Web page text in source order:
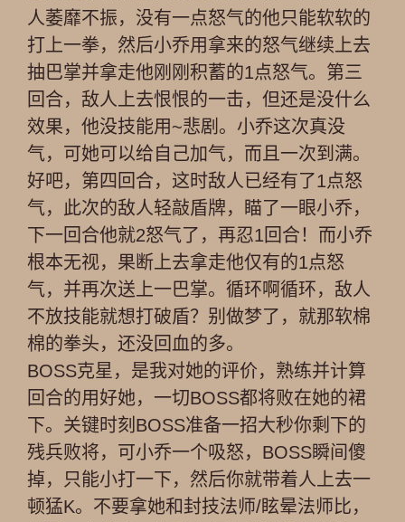
人萎靡不振，没有一点怒气的他只能软软的
打上一拳，然后小乔用拿来的怒气继续上去
抽巴掌并拿走他刚刚积蓄的1点怒气。第三
回合，敌人上去恨恨的一击，但还是没什么
效果，他没技能用~悲剧。小乔这次真没
气，可她可以给自己加气，而且一次到满。
好吧，第四回合，这时敌人已经有了1点怒
气，此次的敌人轻敲盾牌，瞄了一眼小乔，
下一回合他就2怒气了，再忍1回合！而小乔
根本无视，果断上去拿走他仅有的1点怒
气，并再次送上一巴掌。循环啊循环，敌人
不放技能就想打破盾？别做梦了，就那软棉
棉的拳头，还没回血的多。
BOSS克星，是我对她的评价，熟练并计算
回合的用好她，一切BOSS都将败在她的裙
下。关键时刻BOSS准备一招大秒你剩下的
残兵败将，可小乔一个吸怒，BOSS瞬间傻
掉，只能小打一下，然后你就带着人上去一
顿猛K。不要拿她和封技法师/眩晕法师比，